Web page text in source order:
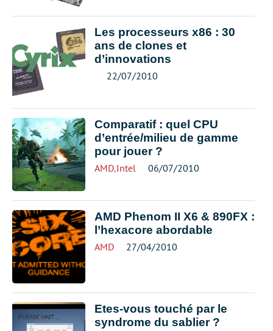
Les processeurs x86 : 30
ans de clones et
d’innovations
22/07/2010
Comparatif : quel CPU
d’entrée/milieu de gamme
pour jouer ?
AMD,Intel 06/07/2010
AMD Phenom II X6 & 890FX :
l’hexacore abordable
AMD 27/04/2010
Etes-vous touché par le
syndrome du sablier ?